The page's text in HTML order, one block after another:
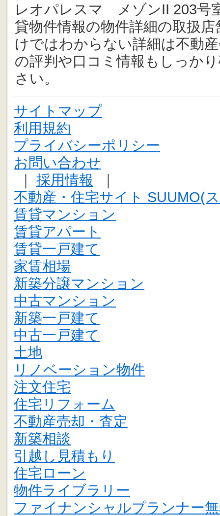
レオパレスマ メゾンII 203号
貸物件情報の物件詳細の取扱
けではわからない詳細は不動
の評判や口コミ情報もしっか
さい。
サイトマップ
利用規約
プライバシーポリシー
お問い合わせ
｜ 採用情報 ｜
不動産・住宅サイト SUUMO(
賃貸マンション
賃貸アパート
賃貸一戸建て
家賃相場
新築分譲マンション
中古マンション
新築一戸建て
中古一戸建て
土地
リノベーション物件
注文住宅
住宅リフォーム
不動産売却・査定
新築相談
引越し見積もり
住宅ローン
物件ライブラリー
ファイナンシャルプランナー